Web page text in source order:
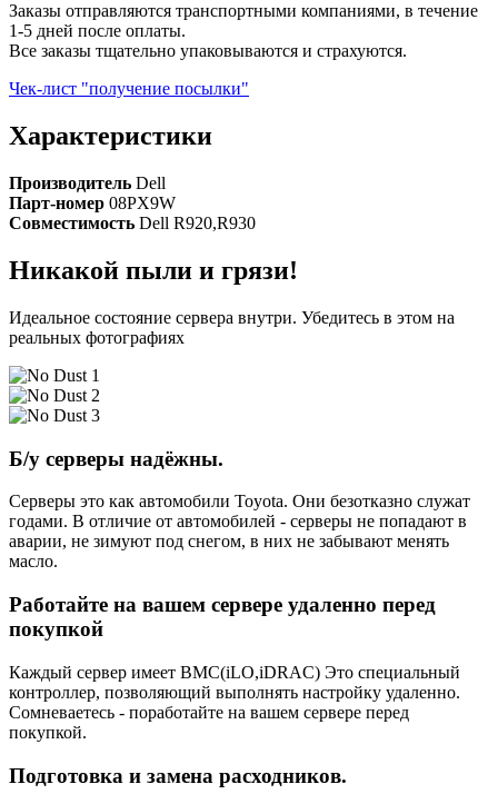
Заказы отправляются транспортными компаниями, в течение
1-5 дней после оплаты.
Все заказы тщательно упаковываются и страхуются.
Чек-лист "получение посылки"
Характеристики
Производитель Dell
Парт-номер 08PX9W
Совместимость Dell R920,R930
Никакой пыли и грязи!
Идеальное состояние сервера внутри. Убедитесь в этом на
реальных фотографиях
Б/у серверы надёжны.
Серверы это как автомобили Toyota. Они безотказно служат
годами. В отличие от автомобилей - серверы не попадают в
аварии, не зимуют под снегом, в них не забывают менять
масло.
Работайте на вашем сервере удаленно перед
покупкой
Каждый сервер имеет BMC(iLO,iDRAC) Это специальный
контроллер, позволяющий выполнять настройку удаленно.
Сомневаетесь - поработайте на вашем сервере перед
покупкой.
Подготовка и замена расходников.